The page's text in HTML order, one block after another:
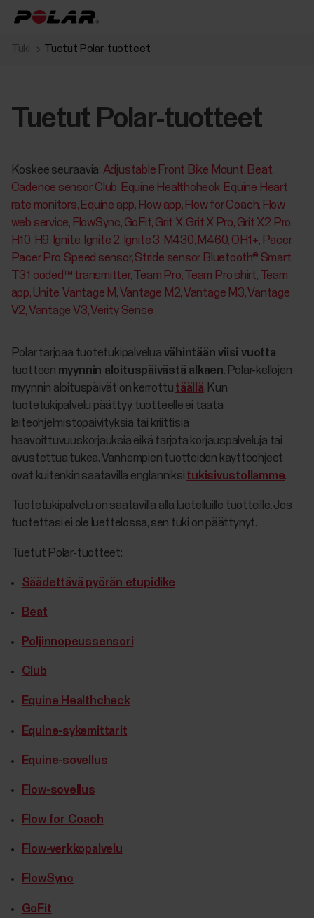
Tuki Tuetut Polar-tuotteet
Tuetut Polar-tuotteet
Koskee seuraavia: Adjustable Front Bike Mount Beat
Cadence sensor Club Equine Healthcheck Equine Heart
rate monitors Equine app Flow app Flow for Coach Flow
web service FlowSync GoFit Grit X Grit X Pro Grit X2 Pro
H10 H9 Ignite Ignite 2 Ignite 3 M430 M460 OH1+ Pacer
Pacer Pro Speed sensor Stride sensor Bluetooth® Smart
T31 coded™ transmitter
Team Pro Team Pro shirt
Team
app Unite Vantage M Vantage M2 Vantage M3 Vantage
V2 Vantage V3 Verity Sense
Polar tarjoaa tuotetukipalvelua vähintään viisi vuotta
tuotteen myynnin aloituspäivästä alkaen. Polar-kellojen
myynnin aloituspäivät on kerrottu täällä. Kun
tuotetukipalvelu päättyy, tuotteelle ei taata
laiteohjelmistopäivityksiä tai kriittisiä
haavoittuvuuskorjauksia eikä tarjota korjauspalveluja tai
avustettua tukea. Vanhempien tuotteiden käyttöohjeet
ovat kuitenkin saatavilla englanniksi tukisivustollamme.
Tuotetukipalvelu on saatavilla alla luetelluille tuotteille. Jos
tuotettasi ei ole luettelossa, sen tuki on päättynyt.
Tuetut Polar-tuotteet:
Säädettävä pyörän etupidike
Beat
Poljinnopeussensori
Club
Equine Healthcheck
Equine-sykemittarit
Equine-sovellus
Flow-sovellus
Flow for Coach
Flow-verkkopalvelu
FlowSync
GoFit